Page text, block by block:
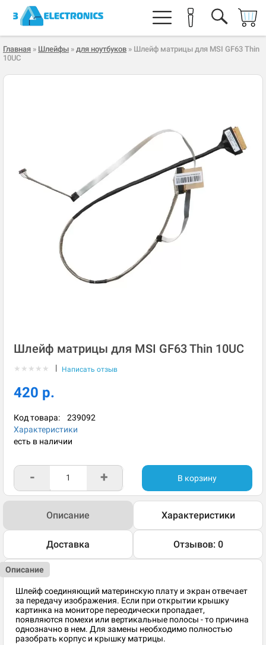
Главная » Шлейфы » для ноутбуков » Шлейф матрицы для MSI GF63 Thin
10UC
Шлейф матрицы для MSI GF63 Thin 10UC
★ ★ ★ ★ ★ | Написать отзыв
420 р.
Код товара: 239092
Характеристики
есть в наличии
- + В корзину
Описание Характеристики
Доставка Отзывов: 0
Описание
Шлейф соединяющий материнскую плату и экран отвечает
за передачу изображения. Если при открытии крышку
картинка на мониторе переодически пропадает,
появляются помехи или вертикальные полосы - то причина
однозначно в нем. Для замены необходимо полностью
разобрать корпус и крышку матрицы.